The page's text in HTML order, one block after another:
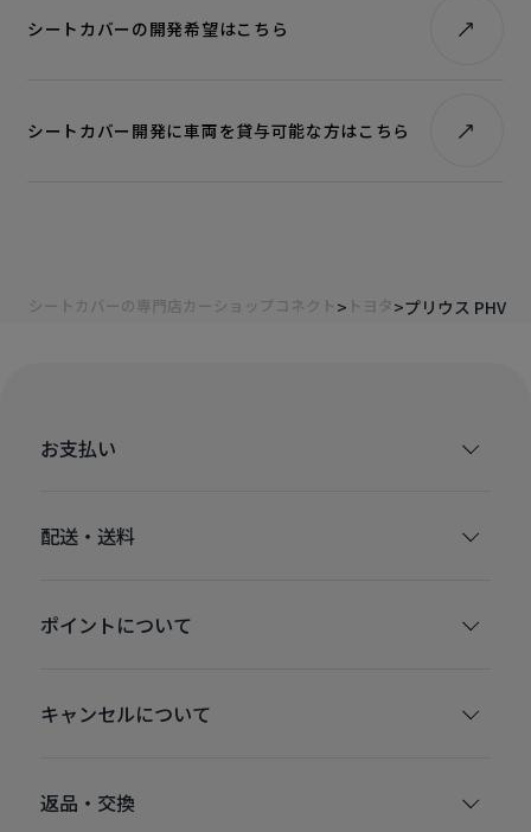
シートカバーの開発希望はこちら
シートカバー開発に車両を貸与可能な方はこちら
シートカバーの専門店カーショップコネクト トヨタ プリウス PHV
お支払い
配送・送料
ポイントについて
キャンセルについて
返品・交換